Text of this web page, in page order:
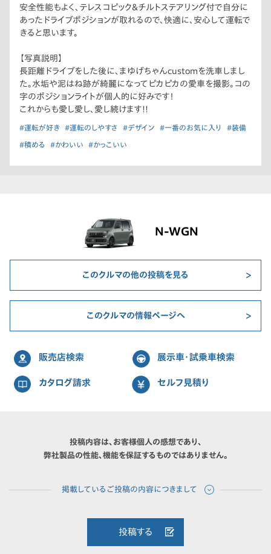
安全性能もよく、テレスコピック＆チルトステアリング付で自分に
あったドライブポジションが取れるので、快適に、安心して運転で
きると思います。
【写真説明】
長距離ドライブをした後に、まゆげちゃんcustomを洗車しまし
た。水垢や泥はね跡が綺麗になってピカピカの愛車を撮影。コの
字のポジションライトが個人的に好みです！
これからも愛し愛し、愛し続けます!!
#運転が好き #運転のしやすさ #デザイン #一番のお気に入り #装備
#積める #かわいい #かっこいい
N-WGN
このクルマの他の投稿を見る
このクルマの情報ページへ
販売店検索 展示車・試乗車検索
カタログ請求 セルフ見積り
投稿内容は、お客様個人の感想であり、
弊社製品の性能、機能を保証するものではありません。
投稿する